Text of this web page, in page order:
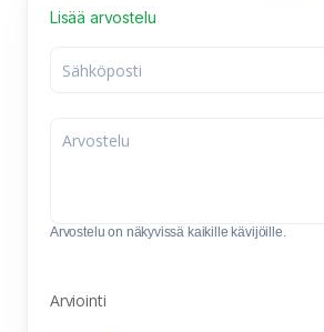
Lisää arvostelu
Arvostelu on näkyvissä kaikille kävijöille.
Arviointi